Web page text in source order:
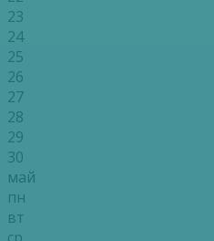
23
24
25
26
27
28
29
30
май
пн
вт
ср